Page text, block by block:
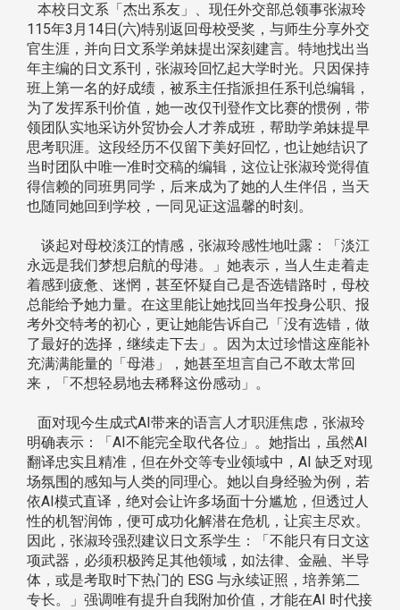
本校日文系「杰出系友」、现任外交部总领事张淑玲
115年3月14日(六)特别返回母校受奖，与师生分享外交
官生涯，并向日文系学弟妹提出深刻建言。特地找出当
年主编的日文系刊，张淑玲回忆起大学时光。只因保持
班上第一名的好成绩，被系主任指派担任系刊总编辑，
为了发挥系刊价值，她一改仅刊登作文比赛的惯例，带
领团队实地采访外贸协会人才养成班，帮助学弟妹提早
思考职涯。这段经历不仅留下美好回忆，也让她结识了
当时团队中唯一准时交稿的编辑，这位让张淑玲觉得值
得信赖的同班男同学，后来成为了她的人生伴侣，当天
也随同她回到学校，一同见证这温馨的时刻。
谈起对母校淡江的情感，张淑玲感性地吐露：「淡江
永远是我们梦想启航的母港。」她表示，当人生走着走
着感到疲惫、迷惘，甚至怀疑自己是否选错路时，母校
总能给予她力量。在这里能让她找回当年投身公职、报
考外交特考的初心，更让她能告诉自己「没有选错，做
了最好的选择，继续走下去」。因为太过珍惜这座能补
充满满能量的「母港」，她甚至坦言自己不敢太常回
来，「不想轻易地去稀释这份感动」。
面对现今生成式AI带来的语言人才职涯焦虑，张淑玲
明确表示：「AI不能完全取代各位」。她指出，虽然AI
翻译忠实且精准，但在外交等专业领域中，AI 缺乏对现
场氛围的感知与人类的同理心。她以自身经验为例，若
依AI模式直译，绝对会让许多场面十分尴尬，但透过人
性的机智润饰，便可成功化解潜在危机，让宾主尽欢。
因此，张淑玲强烈建议日文系学生：「不能只有日文这
项武器，必须积极跨足其他领域，如法律、金融、半导
体，或是考取时下热门的 ESG 与永续证照，培养第二
专长。」强调唯有提升自我附加价值，才能在AI 时代接